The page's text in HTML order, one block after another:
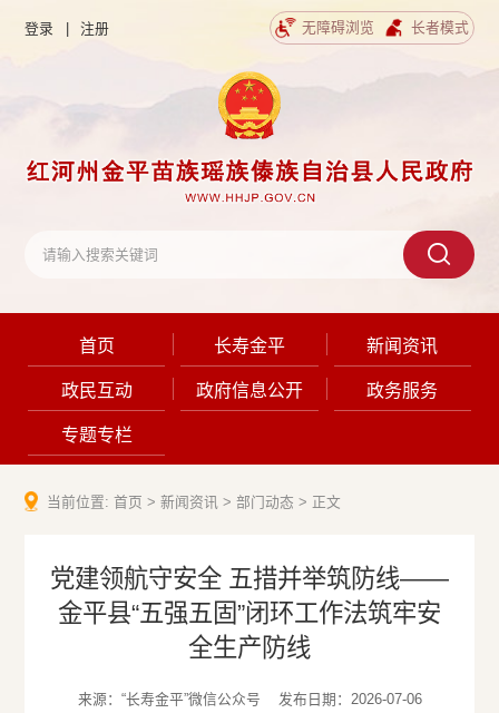
登录 | 注册 无障碍浏览 长者模式
首页 长寿金平 新闻资讯
政民互动 政府信息公开 政务服务
专题专栏
当前位置:首页 >新闻资讯 >部门动态 > 正文
党建领航守安全 五措并举筑防线——
金平县“五强五固”闭环工作法筑牢安
全生产防线
来源：“长寿金平”微信公众号
发布日期：2026-07-06